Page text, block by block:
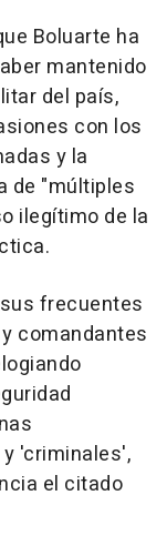
Boluarte ha
mantenido
del país,
con los
y la
de "múltiples
ilegítimo de la
frecuentes
comandantes
'criminales',
el citado